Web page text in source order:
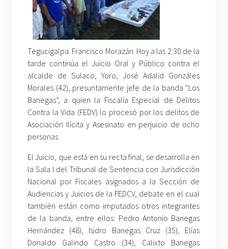
Tegucigalpa. Francisco Morazán. Hoy a las 2:30 de la
tarde continúa el Juicio Oral y Público contra el
alcalde de Sulaco, Yoro, José Adalid Gonzáles
Morales (42), presuntamente jefe de la banda “Los
Banegas”, a quien la Fiscalía Especial de Delitos
Contra la Vida (FEDV) lo procesó por los delitos de
Asociación Ilícita y Asesinato en perjuicio de ocho
personas.
El Juicio, que está en su recta final, se desarrolla en
la Sala I del Tribunal de Sentencia con Jurisdicción
Nacional por Fiscales asignados a la Sección de
Audiencias y Juicios de la FEDCV, debate en el cual
también están como imputados otros integrantes
de la banda, entre ellos: Pedro Antonio Banegas
Hernández (48), Isidro Banegas Cruz (35), Elías
Donaldo Galindo Castro (34), Calixto Banegas